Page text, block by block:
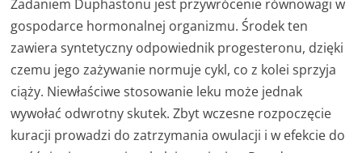
Zadaniem Duphastonu jest przywrócenie równowagi w
gospodarce hormonalnej organizmu. Środek ten
zawiera syntetyczny odpowiednik progesteronu, dzięki
czemu jego zażywanie normuje cykl, co z kolei sprzyja
ciąży. Niewłaściwe stosowanie leku może jednak
wywołać odwrotny skutek. Zbyt wczesne rozpoczęcie
kuracji prowadzi do zatrzymania owulacji i w efekcie do